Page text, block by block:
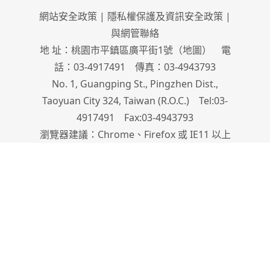
網站安全政策 | 隱私權保護及資訊安全政策 |
與網管聯絡
地 址：桃園市平鎮區廣平街1號（地圖） 電
話：03-4917491 傳真：03-4943793
No. 1, Guangping St., Pingzhen Dist.,
Taoyuan City 324, Taiwan (R.O.C.) Tel:03-
4917491 Fax:03-4943793
瀏覽器建議：Chrome、Firefox 或 IE11 以上